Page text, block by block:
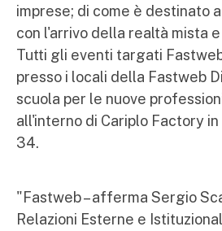
imprese; di come è destinato
con l'arrivo della realtà mista
Tutti gli eventi targati
presso i locali della Fastweb
scuola per le nuove
all'interno di Cariplo Factory
34.
"Fastweb – afferma Sergio
Relazioni Esterne e